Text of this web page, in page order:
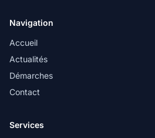
Navigation
Accueil
Actualités
Démarches
Contact
Services